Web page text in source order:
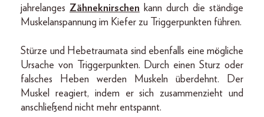
jahrelanges Zähneknirschen kann durch die ständige
Muskelanspannung im Kiefer zu Triggerpunkten führen.
Stürze und Hebetraumata sind ebenfalls eine mögliche
Ursache von Triggerpunkten. Durch einen Sturz oder
falsches Heben werden Muskeln überdehnt. Der
Muskel reagiert, indem er sich zusammenzieht und
anschließend nicht mehr entspannt.